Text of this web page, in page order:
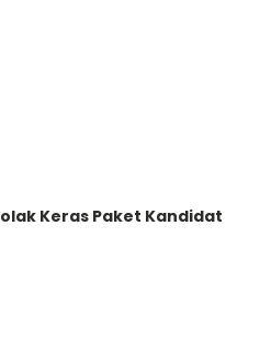
Keras Paket Kandidat